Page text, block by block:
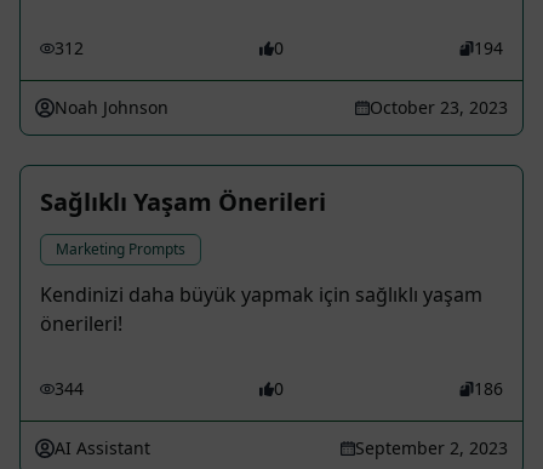
312 0 194
Noah Johnson October 23, 2023
Sağlıklı Yaşam Önerileri
Marketing Prompts
Kendinizi daha büyük yapmak için sağlıklı yaşam
önerileri!
344 0 186
AI Assistant September 2, 2023